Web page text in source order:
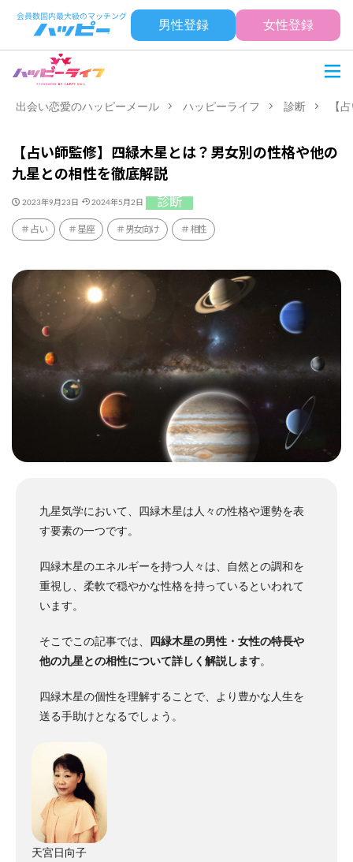
男性登録 女性登録
出会い恋愛のハッピーメール ハッピーライフ 診断 【
【占い師監修】四緑木星とは？男女別の性格や他の
九星との相性を徹底解説
2023年9月23日 2024年5月2日 診断
占い 星座 男女向け 相性
九星気学において、四緑木星は人々の性格や運勢を表
す要素の一つです。
四緑木星のエネルギーを持つ人々は、自然との調和を
重視し、柔軟で穏やかな性格を持っているといわれて
います。
そこでこの記事では、
四緑木星の男性・女性の特長や
他の九星との相性について詳しく解説します。
四緑木星の個性を理解することで、より豊かな人生を
送る手助けとなるでしょう。
天宮日向子